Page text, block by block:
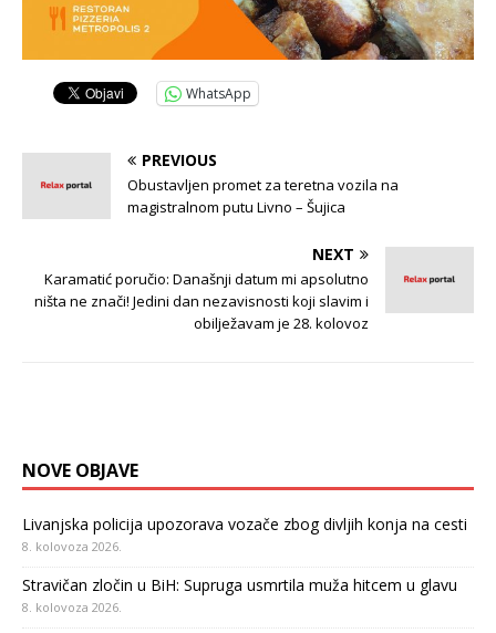
WhatsApp
PREVIOUS
Obustavljen promet za teretna vozila na
magistralnom putu Livno – Šujica
NEXT
Karamatić poručio: Današnji datum mi apsolutno
ništa ne znači! Jedini dan nezavisnosti koji slavim i
obilježavam je 28. kolovoz
NOVE OBJAVE
Livanjska policija upozorava vozače zbog divljih konja na cesti
8. kolovoza 2026.
Stravičan zločin u BiH: Supruga usmrtila muža hitcem u glavu
8. kolovoza 2026.